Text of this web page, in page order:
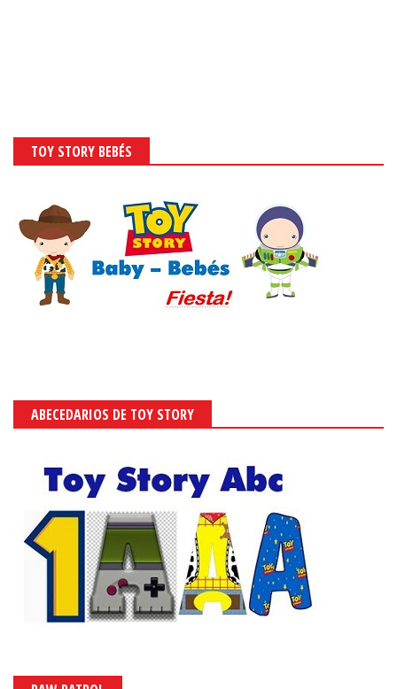
TOY STORY BEBÉS
ABECEDARIOS DE TOY STORY